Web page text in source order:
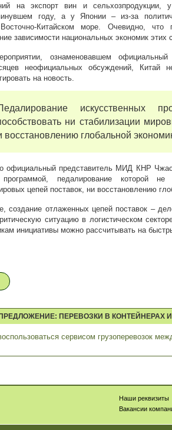
на экспорт вин и сельхозпродукции,
году, а у Японии – из-за
Китайском море. Очевидно, что
зависимости национальных экономик этих
ознаменовавшем официальный
неофициальных обсуждений, Китай
на новость.
искусственных
ни стабилизации
восстановлению глобальной
официальный представитель МИД КНР Чжао
программой, педалирование которой
цепей поставок, ни восстановлению
создание отлаженных цепей поставок –
ситуацию в логистическом
инициативы можно рассчитывать на
ПЕРЕВОЗКИ В КОНТЕЙНЕРАХ
сервисом грузоперевозок
Наши реквизиты
Вакансии